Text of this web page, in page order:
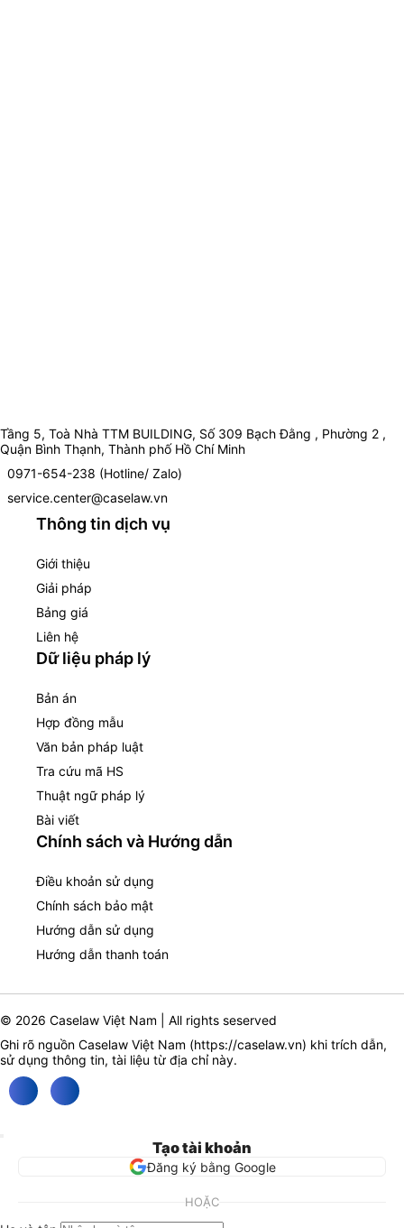
Tầng 5, Toà Nhà TTM BUILDING, Số 309 Bạch Đằng , Phường 2 ,
Quận Bình Thạnh, Thành phố Hồ Chí Minh
0971-654-238 (Hotline/ Zalo)
service.center@caselaw.vn
Thông tin dịch vụ
Giới thiệu
Giải pháp
Bảng giá
Liên hệ
Dữ liệu pháp lý
Bản án
Hợp đồng mẫu
Văn bản pháp luật
Tra cứu mã HS
Thuật ngữ pháp lý
Bài viết
Chính sách và Hướng dẫn
Điều khoản sử dụng
Chính sách bảo mật
Hướng dẫn sử dụng
Hướng dẫn thanh toán
© 2026 Caselaw Việt Nam | All rights seserved
Ghi rõ nguồn Caselaw Việt Nam (https://caselaw.vn) khi trích dẫn,
sử dụng thông tin, tài liệu từ địa chỉ này.
Tạo tài khoản
Đăng ký bằng Google
HOẶC